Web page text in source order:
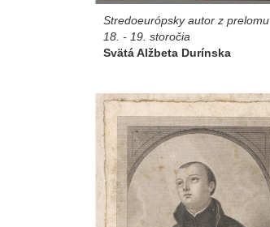
Stredoeurópsky autor z prelomu
18. - 19. storočia
Svätá Alžbeta Durínska